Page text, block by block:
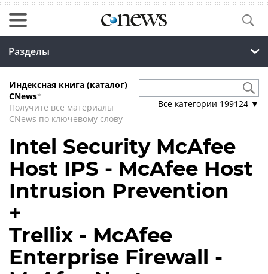
Разделы
Индексная книга (каталог)
CNews*
Получите все материалы
CNews по ключевому слову
Все категории 199124 ▼
Intel Security McAfee
Host IPS - McAfee Host
Intrusion Prevention
+
Trellix - McAfee
Enterprise Firewall -